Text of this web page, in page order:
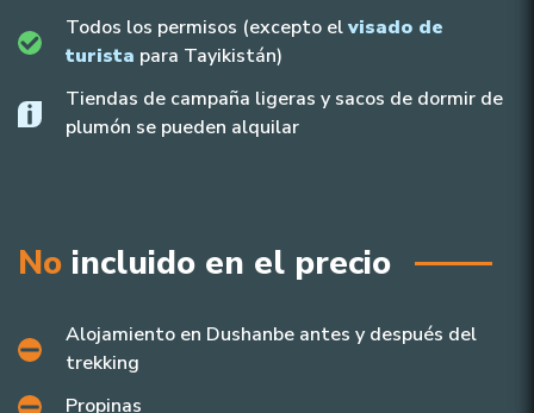
Todos los permisos (excepto elvisado de
turista para Tayikistán)
Tiendas de campaña ligeras y sacos de dormir de
plumón se pueden alquilar
No incluido en el precio
Alojamiento en Dushanbe antes y después del
trekking
Propinas